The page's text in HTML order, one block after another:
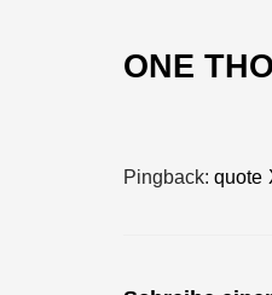
ONE
Pingback:quote